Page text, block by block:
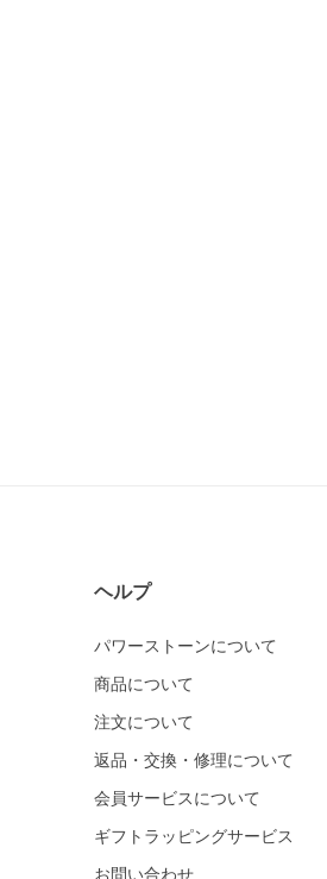
ヘルプ
パワーストーンについて
商品について
注文について
返品・交換・修理について
会員サービスについて
ギフトラッピングサービス
お問い合わせ